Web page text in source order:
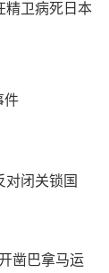
精卫病死日本
件
对闭关锁国
凿巴拿马运